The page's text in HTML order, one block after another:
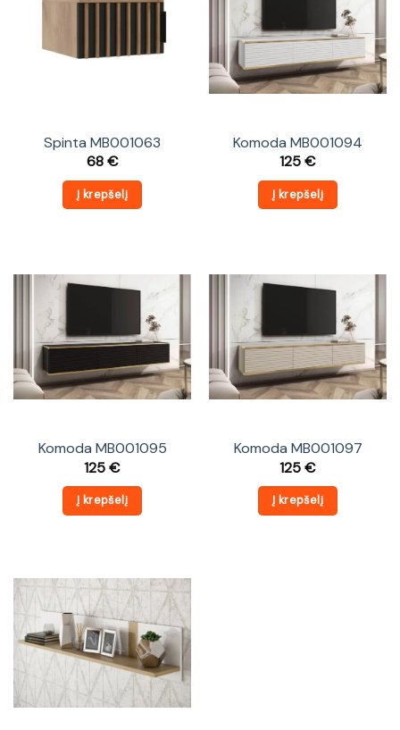
Spinta MB001063
68€
Į krepšelį
Komoda MB001094
125€
Į krepšelį
Komoda MB001095
125€
Į krepšelį
Komoda MB001097
125€
Į krepšelį